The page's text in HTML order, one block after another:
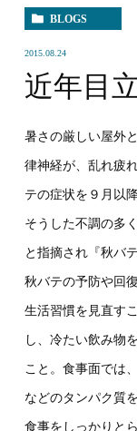
BLOGS
2015.08.24
近年目
暑さの厳しい屋外
律神経が、乱れ疲
テの症状を９月以
そうした不調の多
と指摘され『秋バ
秋バテの予防や回
生活習慣を見直す
し、冷たい飲み物
こと。食事面では
などのタンパク質
食事をしっかりと